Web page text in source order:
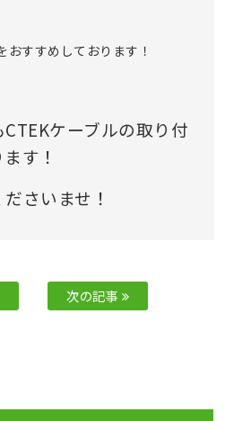
おすすめしております！
ケーブルの取り付
す！
さいませ！
次の記事